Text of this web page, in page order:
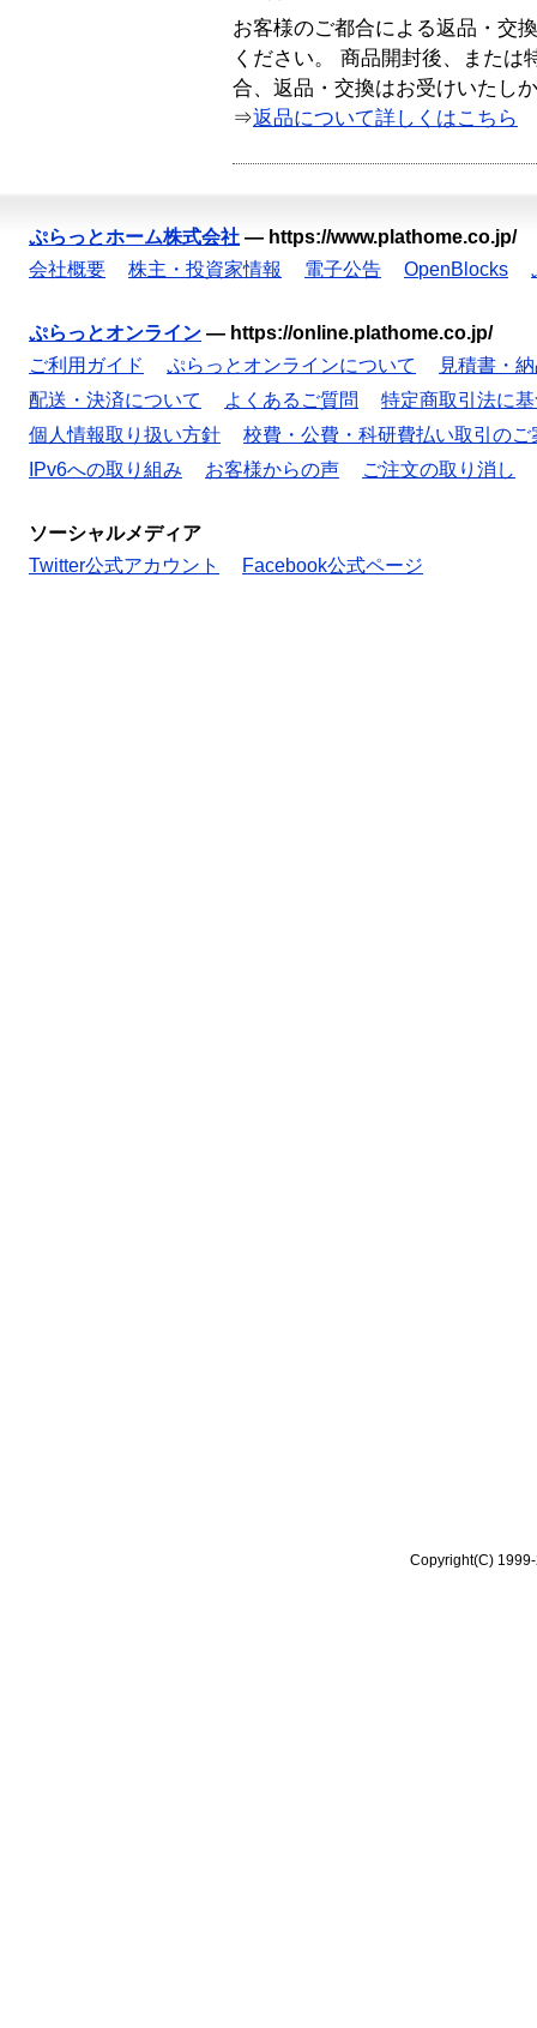
お客様のご都合による返品・交
ください。 商品開封後、または
合、返品・交換はお受けいたし
⇒返品について詳しくはこちら
ぷらっとホーム株式会社 — https://www.plathome.co.jp/
会社概要
株主・投資家情報 電子公告 OpenBlocks
ぷらっとオンライン — https://online.plathome.co.jp/
ご利用ガイド
ぷらっとオンラインについて
見積書・
配送・決済について
よくあるご質問
特定商取引法に
個人情報取り扱い方針
校費・公費・科研費払い取引のご
IPv6への取り組み
お客様からの声 ご注文の取り消し
ソーシャルメディア
Twitter公式アカウント
Facebook公式ページ
Copyright(C)